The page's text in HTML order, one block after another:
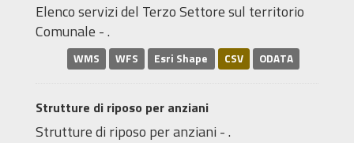
Elenco servizi del Terzo Settore sul territorio
Comunale - .
WMS WFS Esri Shape CSV ODATA
Strutture di riposo per anziani
Strutture di riposo per anziani - .